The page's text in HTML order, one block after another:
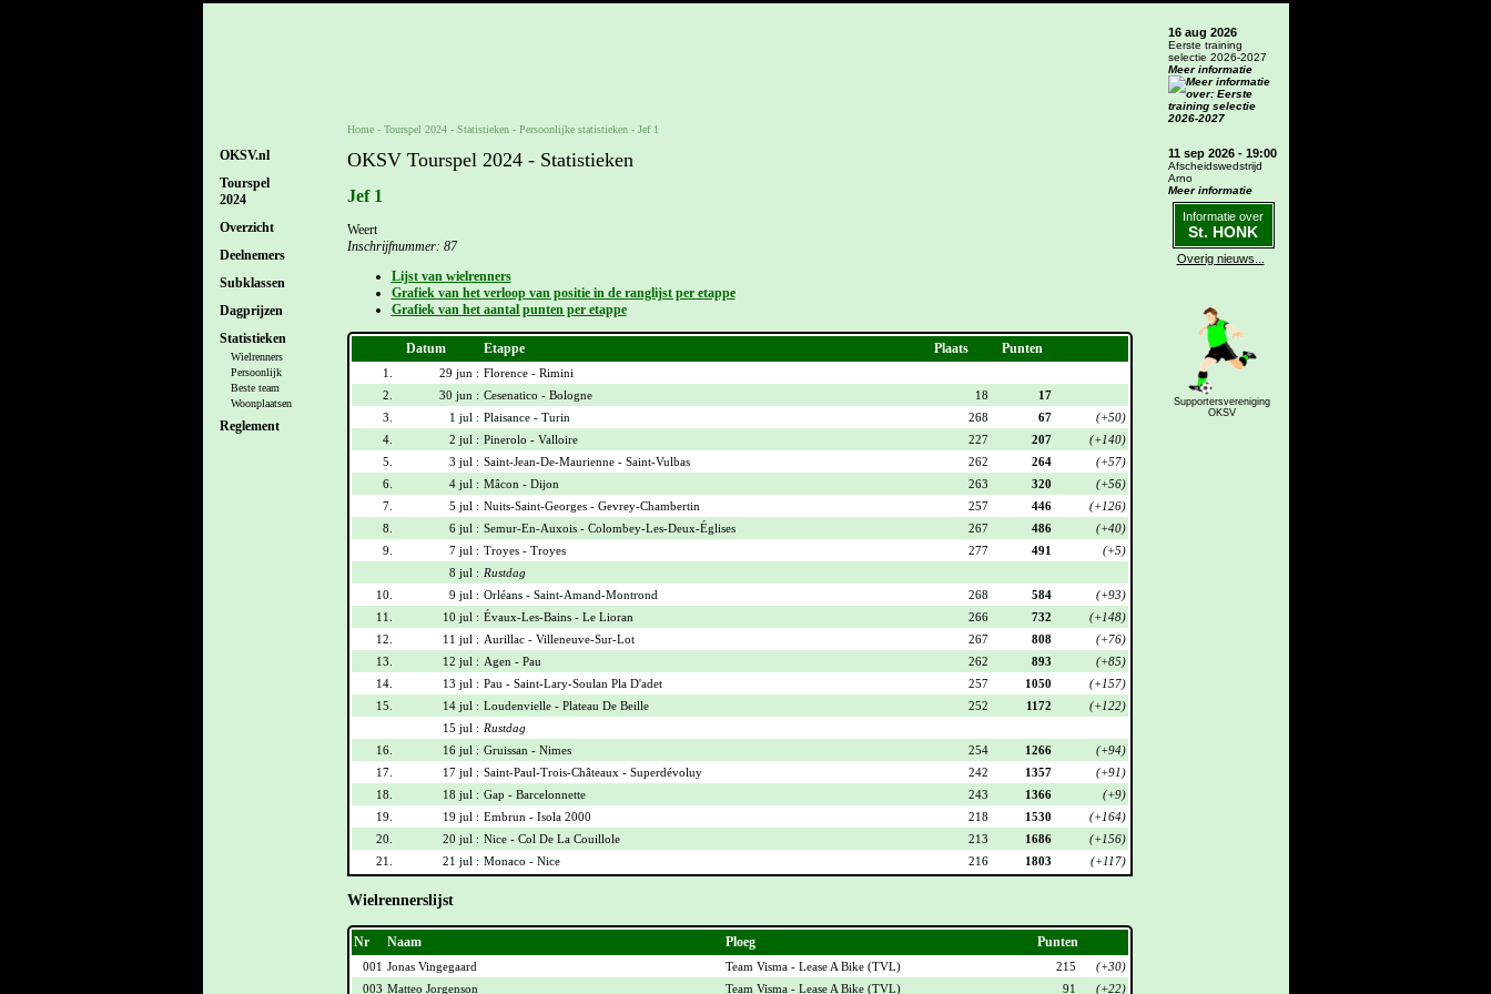
OKSV.nl
Tourspel
2024
Overzicht
Deelnemers
Subklassen
Dagprijzen
Statistieken
Wielrenners
Persoonlijk
Beste team
Woonplaatsen
Reglement
Home- Tourspel 2024- Statistieken - Persoonlijke statistieken- Jef 1
OKSV Tourspel 2024 - Statistieken
Jef 1
Weert
Inschrijfnummer: 87
Lijst van wielrenners
Grafiek van het verloop van positie in de ranglijst per etappe
Grafiek van het aantal punten per etappe
Datum Etappe Plaats Punten
1. 29 jun : Florence - Rimini
2.
30 jun : Cesenatico - Bologne 18
17
3.
1 jul : Plaisance - Turin 268 67
(+50)
4.
2 jul : Pinerolo - Valloire 227 207
(+140)
5.
3 jul : Saint-Jean-De-Maurienne - Saint-Vulbas 262 264
(+57)
6.
4 jul : Mâcon - Dijon 263 320
(+56)
7.
5 jul : Nuits-Saint-Georges - Gevrey-Chambertin 257 446
(+126)
8.
6 jul : Semur-En-Auxois - Colombey-Les-Deux-Églises 267 486
(+40)
9.
7 jul : Troyes - Troyes 277 491
(+5)
8 jul : Rustdag
10.
9 jul : Orléans - Saint-Amand-Montrond 268 584
(+93)
11.
10 jul : Évaux-Les-Bains - Le Lioran 266 732
(+148)
12.
11 jul : Aurillac - Villeneuve-Sur-Lot 267 808
(+76)
13.
12 jul : Agen - Pau 262 893
(+85)
14.
13 jul : Pau - Saint-Lary-Soulan Pla D'adet 257 1050
(+157)
15.
14 jul : Loudenvielle - Plateau De Beille 252 1172
(+122)
15 jul : Rustdag
16.
16 jul : Gruissan - Nimes 254 1266
(+94)
17.
17 jul : Saint-Paul-Trois-Châteaux - Superdévoluy 242 1357
(+91)
18.
18 jul : Gap - Barcelonnette 243 1366
(+9)
19.
19 jul : Embrun - Isola 2000 218 1530
(+164)
20.
20 jul : Nice - Col De La Couillole 213 1686
(+156)
21.
21 jul : Monaco - Nice 216 1803 (+117)
Wielrennerslijst
Nr Naam Ploeg Punten
001 Jonas Vingegaard Team Visma - Lease A Bike (TVL) 215
(+30)
003 Matteo Jorgenson Team Visma - Lease A Bike (TVL) 91 (+22)
16 aug 2026
Eerste training
selectie 2026-2027
Meer informatie
11 sep 2026 - 19:00
Afscheidswedstrijd
Arno
Meer informatie
Informatie over
St. HONK
Overig nieuws...
Supportersvereniging
OKSV